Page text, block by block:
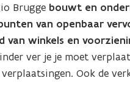
Brugge bouwt en
van openbaar
van winkels en
ver je je moet
Ook de